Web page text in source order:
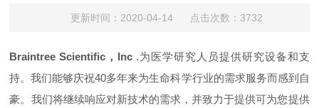
更新时间：2020-04-14 点击次数：3732
Braintree Scientific，Inc .为医学研究人员提供研究设备和支
持。我们能够庆祝40多年来为生命科学行业的需求服务而感到自
豪。我们将继续响应对新技术的需求，并致力于提供可为您提供